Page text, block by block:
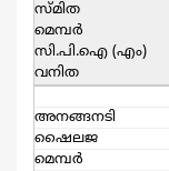
സ്മിത
മെമ്പര്‍
സി.പി.ഐ (എം)
വനിത
അനങ്ങനടി
ഷൈലജ
മെമ്പര്‍